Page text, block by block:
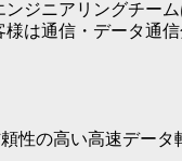
ンジニアリングチーム
は通信・データ通
性の高い高速データ